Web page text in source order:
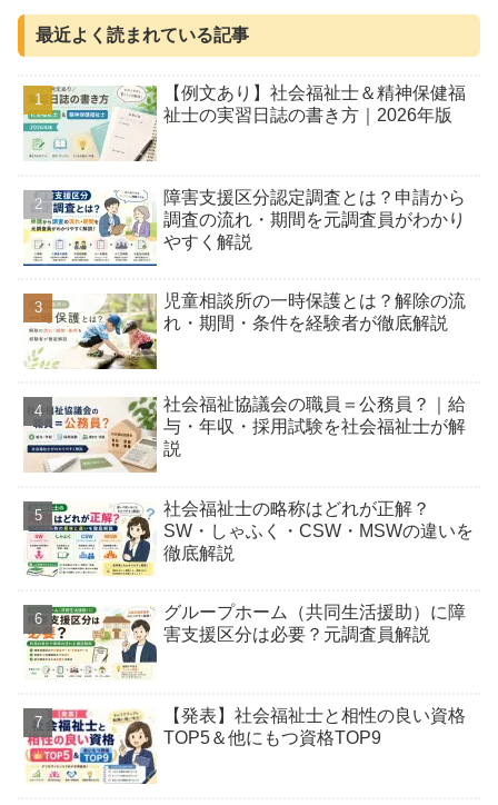
最近よく読まれている記事
【例文あり】社会福祉士＆精神保健福
祉士の実習日誌の書き方｜2026年版
障害支援区分認定調査とは？申請から
調査の流れ・期間を元調査員がわかり
やすく解説
児童相談所の一時保護とは？解除の流
れ・期間・条件を経験者が徹底解説
社会福祉協議会の職員＝公務員？｜給
与・年収・採用試験を社会福祉士が解
説
社会福祉士の略称はどれが正解？
SW・しゃふく・CSW・MSWの違いを
徹底解説
グループホーム（共同生活援助）に障
害支援区分は必要？元調査員解説
【発表】社会福祉士と相性の良い資格
TOP5＆他にもつ資格TOP9